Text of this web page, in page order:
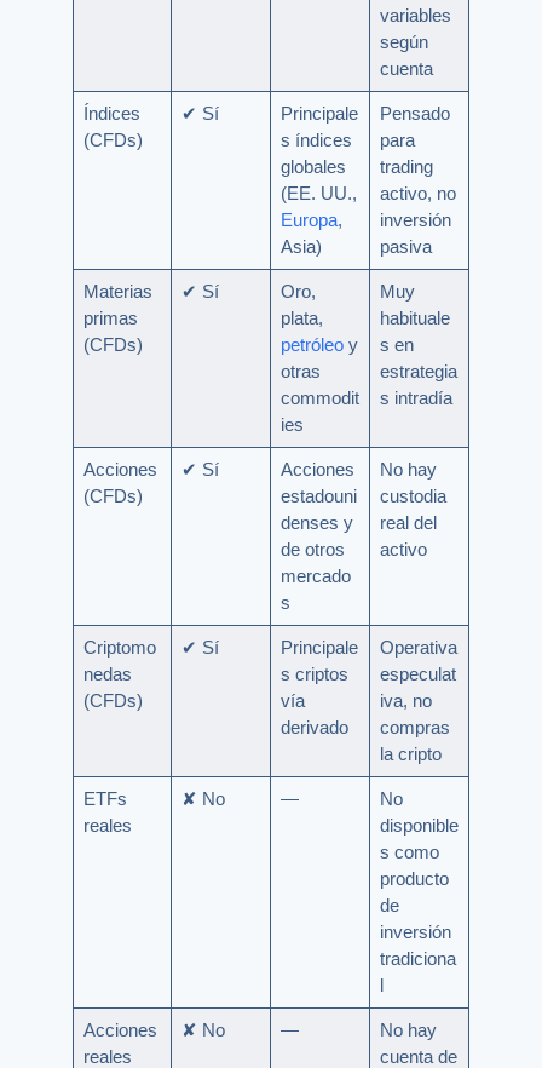
variables
según
cuenta
Índices
(CFDs)
✔ Sí
Principale
s índices
globales
(EE. UU.,
Europa,
Asia)
Pensado
para
trading
activo, no
inversión
pasiva
Materias
primas
(CFDs)
✔ Sí
Oro,
plata,
petróleoy
otras
commodit
ies
Muy
habituale
s en
estrategia
s intradía
Acciones
(CFDs)
✔ Sí
Acciones
estadouni
denses y
de otros
mercado
s
No hay
custodia
real del
activo
Criptomo
nedas
(CFDs)
✔ Sí
Principale
s criptos
vía
derivado
Operativa
especulat
iva, no
compras
la cripto
ETFs
reales
✘ No —
No
disponible
s como
producto
de
inversión
tradiciona
l
Acciones
reales
✘ No —
No hay
cuenta de